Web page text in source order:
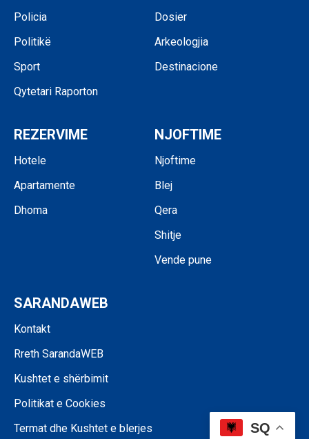
Policia
Politikë
Sport
Qytetari Raporton
Dosier
Arkeologjia
Destinacione
REZERVIME
Hotele
Apartamente
Dhoma
NJOFTIME
Njoftime
Blej
Qera
Shitje
Vende pune
SARANDAWEB
Kontakt
Rreth SarandaWEB
Kushtet e shërbimit
Politikat e Cookies
Termat dhe Kushtet e blerjes
SQ